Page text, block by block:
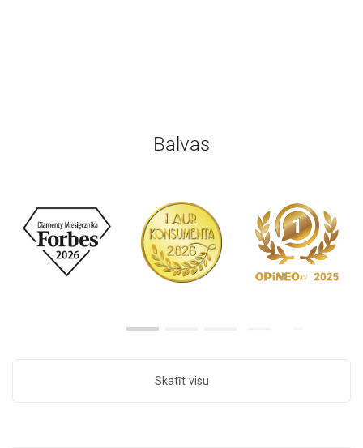
Balvas
Skatīt visu